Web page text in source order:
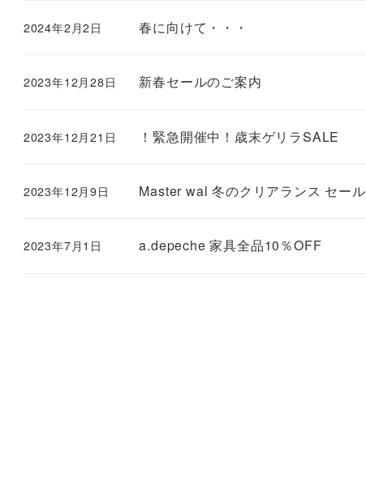
春に向けて・・・
2024年2月2日
新春セールのご案内
2023年12月28日
！緊急開催中！歳末ゲリラSALE
2023年12月21日
Master wal 冬のクリアランス セール
2023年12月9日
a.depeche 家具全品10％OFF
2023年7月1日